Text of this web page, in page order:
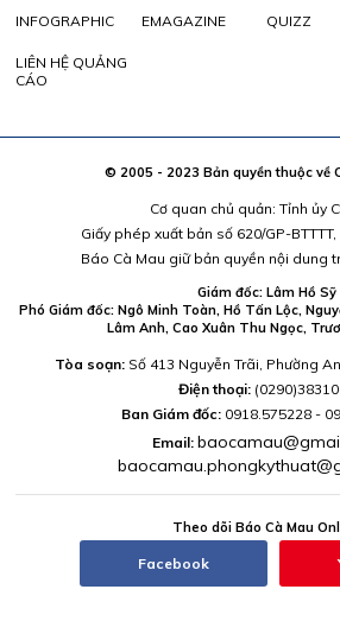
INFOGRAPHIC EMAGAZINE QUIZZ
LIÊN HỆ QUẢNG
CÁO
© 2005 - 2023 Bản quyền thuộc về
Cơ quan chủ quản: Tỉnh ủy
Giấy phép xuất bản số 620/GP-
Báo Cà Mau giữ bản quyền nội dung
Giám đốc: Lâm Hồ Sỹ
Phó Giám đốc: Ngô Minh Toàn, Hồ Tấn Lộc,
Lâm Anh, Cao Xuân Thu Ngọc,
Tòa soạn:Số 413 Nguyễn Trãi, Phường
Điện thoại:
Ban Giám đốc: 0918.575228 -
Email:
Theo dõi Báo Cà Mau
Facebook